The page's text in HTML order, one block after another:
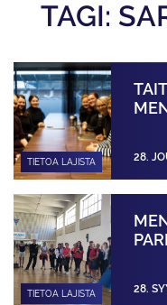
TAGI:
TIETOA LAJISTA 28.
TIETOA LAJISTA 28.